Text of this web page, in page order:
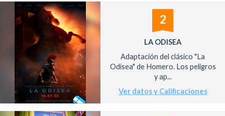
2
LA ODISEA
Adaptación del clásico "La
Odisea" de Homero. Los peligros
y ap...
Ver datos y Calificaciones